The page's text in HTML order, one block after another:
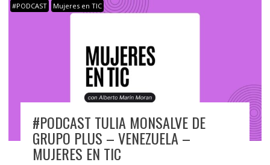
#PODCAST Mujeres en TIC
#PODCAST TULIA MONSALVE DE
GRUPO PLUS – VENEZUELA –
MUJERES EN TIC